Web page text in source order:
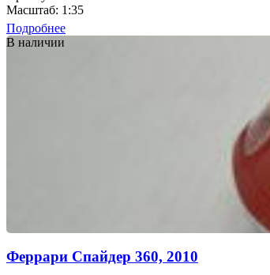
Масштаб: 1:35
Подробнее
В наличии
Феррари Cпайдер 360, 2010